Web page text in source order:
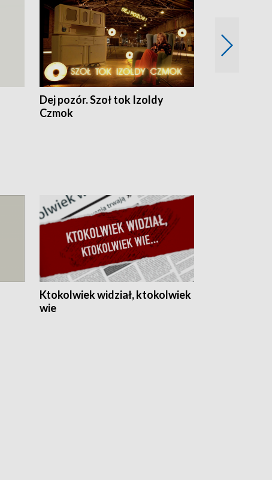
Dej pozór. Szoł tok Izoldy
Czmok
Ktokolwiek widział, ktokolwiek
wie